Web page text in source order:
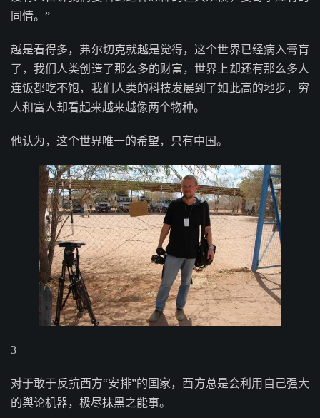
同情。”
越是看得多，弗尔切克就越是觉得，这个世界已经病入膏肓
了，我们人类创造了那么多的财富，世界上却还有那么多人
连饭都吃不饱，我们人类的科技发展到了如此高的地步，穷
人和富人却看起来越来越像两个物种。
他认为，这个世界唯一的希望，只有中国。
3
对于敢于反抗西方“安排”的国家，西方总是会利用自己强大
的舆论机器，极尽抹黑之能事。